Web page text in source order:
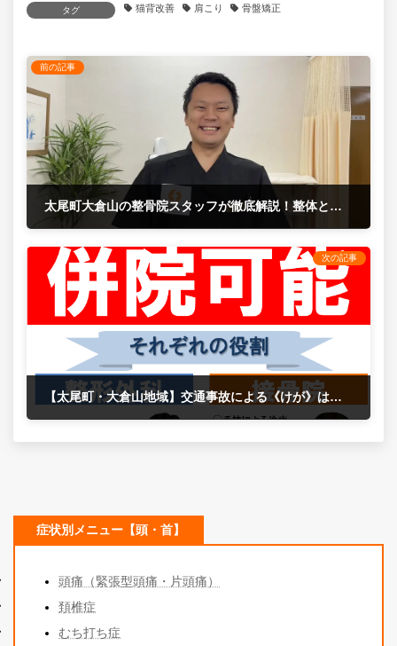
タグ 猫背改善 肩こり 骨盤矯正
前の記事
太尾町大倉山の整骨院スタッフが徹底解説！整体と整骨院の違い
次の記事
【太尾町・大倉山地域】交通事故による《けが》は、整形外科と整骨院は同時通院可能です
症状別メニュー【頭・首】
頭痛（緊張型頭痛・片頭痛）
頚椎症
むち打ち症